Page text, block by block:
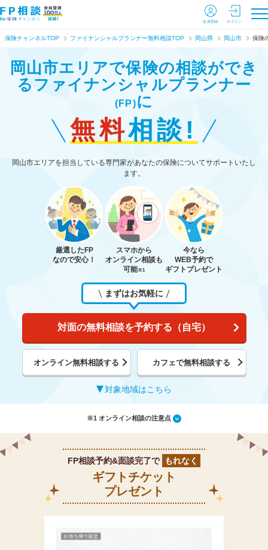
会員登録 ログイン
保険チャンネルTOP ファイナンシャルプランナー無料相談TOP 岡山県 岡山市 保険
岡山市エリアで保険の相談ができ
る ファイナンシャルプランナー
(FP)に
無料相談!
岡山市エリアを担当している専門家があなたの保険についてサポートいたし
ます。
厳選したFP
なので安心！
スマホから
オンライン相談も
可能※1
今なら
WEB予約で
ギフトプレゼント
まずはお気軽に
対面の無料相談を予約する（自宅）
オンライン無料相談する カフェで無料相談する
対象地域はこちら
※1 オンライン相談の注意点
FP相談予約&面談完了で もれなく
ギフトチケット
プレゼント